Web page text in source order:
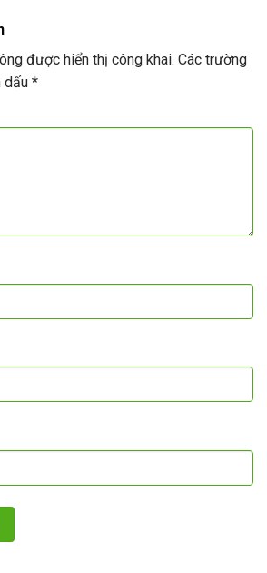
được hiển thị công khai. Các trường
dấu *